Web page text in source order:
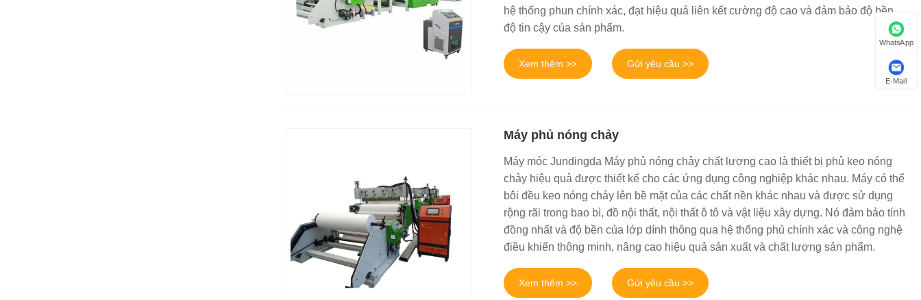
hệ thống phun chính xác, đạt hiệu quả liên kết cường độ cao và đảm bảo độ bền,
độ tin cậy của sản phẩm.
Xem thêm >> Gửi yêu cầu >>
Máy phủ nóng chảy
Máy móc Jundingda Máy phủ nóng chảy chất lượng cao là thiết bị phủ keo nóng
chảy hiệu quả được thiết kế cho các ứng dụng công nghiệp khác nhau. Máy có thể
bôi đều keo nóng chảy lên bề mặt của các chất nền khác nhau và được sử dụng
rộng rãi trong bao bì, đồ nội thất, nội thất ô tô và vật liệu xây dựng. Nó đảm bảo tính
đồng nhất và độ bền của lớp dính thông qua hệ thống phủ chính xác và công nghệ
điều khiển thông minh, nâng cao hiệu quả sản xuất và chất lượng sản phẩm.
Xem thêm >> Gửi yêu cầu >>
WhatsApp
E-Mail